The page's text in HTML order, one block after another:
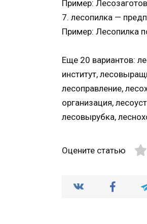
Пример:
7. лесопилка —
Пример: Лесопилка
Еще 20 вариантов:
институт,
лесоправление,
организация,
лесовырубка,
Оцените статью